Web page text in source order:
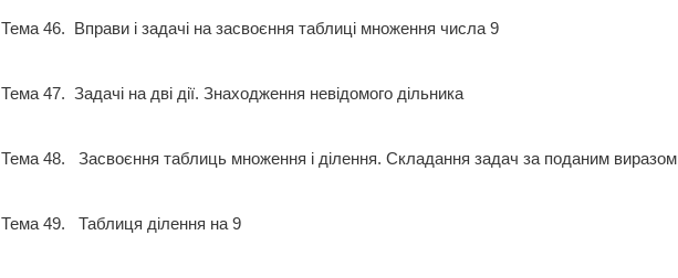
Тема 46. Вправи і задачі на засвоєння таблиці множення числа 9
Тема 47. Задачі на дві дії. Знаходження невідомого дільника
Тема 48. Засвоєння таблиць множення і ділення. Складання задач за поданим
Тема 49. Таблиця ділення на 9